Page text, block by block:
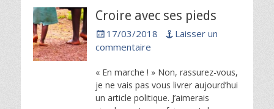
Croire avec ses pieds
Posted17/03/2018
Laisser un
commentaire
« En marche ! » Non, rassurez-vous,
je ne vais pas vous livrer aujourd’hui
un article politique. J’aimerais